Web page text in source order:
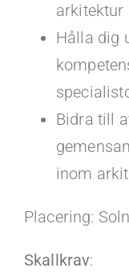
arkitektur
Hålla dig
Bidra till
inom
Placering:
Skallkrav: